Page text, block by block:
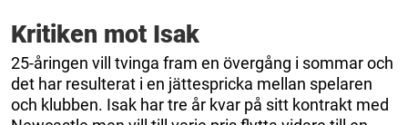
Kritiken mot Isak
25-åringen vill tvinga fram en övergång i sommar och
det har resulterat i en jättespricka mellan spelaren
och klubben. Isak har tre år kvar på sitt kontrakt med